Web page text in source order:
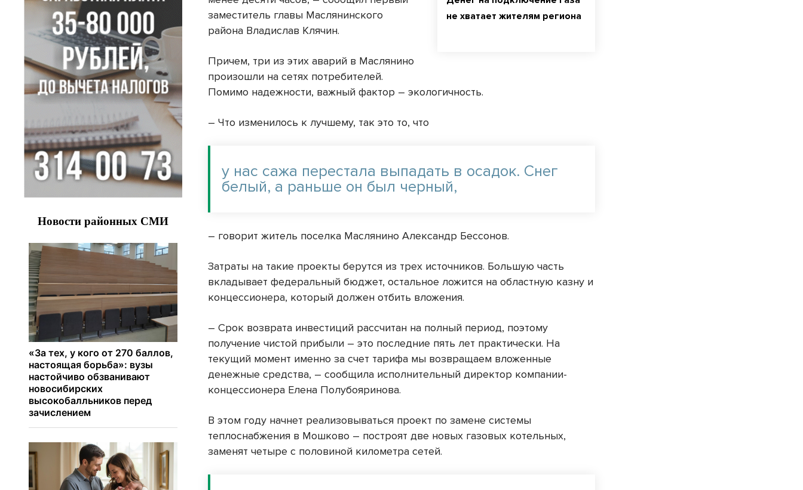
не хватает жителям региона
заместитель главы Маслянинского
района Владислав Клячин.
Причем, три из этих аварий в Маслянино
произошли на сетях потребителей.
Помимо надежности, важный фактор – экологичность.
– Что изменилось к лучшему, так это то, что
у нас сажа перестала выпадать в осадок. Снег
белый, а раньше он был черный,
– говорит житель поселка Маслянино Александр Бессонов.
Затраты на такие проекты берутся из трех источников. Большую часть
вкладывает федеральный бюджет, остальное ложится на областную казну и
концессионера, который должен отбить вложения.
– Срок возврата инвестиций рассчитан на полный период, поэтому
получение чистой прибыли – это последние пять лет практически. На
текущий момент именно за счет тарифа мы возвращаем вложенные
денежные средства, – сообщила исполнительный директор компании-
концессионера Елена Полубояринова.
В этом году начнет реализовываться проект по замене системы
теплоснабжения в Мошково – построят две новых газовых котельных,
заменят четыре с половиной километра сетей.